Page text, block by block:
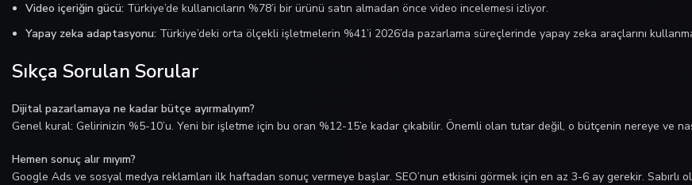
Video içeriğin gücü: Türkiye’de kullanıcıların %78’i bir ürünü satın almadan önce video incelemesi izliyor.
Yapay zeka adaptasyonu: Türkiye’deki orta ölçekli işletmelerin %41’i 2026’da pazarlama süreçlerinde yapay zeka araçlarını
Sıkça Sorulan Sorular
Dijital pazarlamaya ne kadar bütçe ayırmalıyım?
Genel kural: Gelirinizin %5-10’u. Yeni bir işletme için bu oran %12-15’e kadar çıkabilir. Önemli olan tutar değil, o bütçenin nereye ve
Hemen sonuç alır mıyım?
Google Ads ve sosyal medya reklamları ilk haftadan sonuç vermeye başlar. SEO’nun etkisini görmek için en az 3-6 ay gerekir. Sabırlı